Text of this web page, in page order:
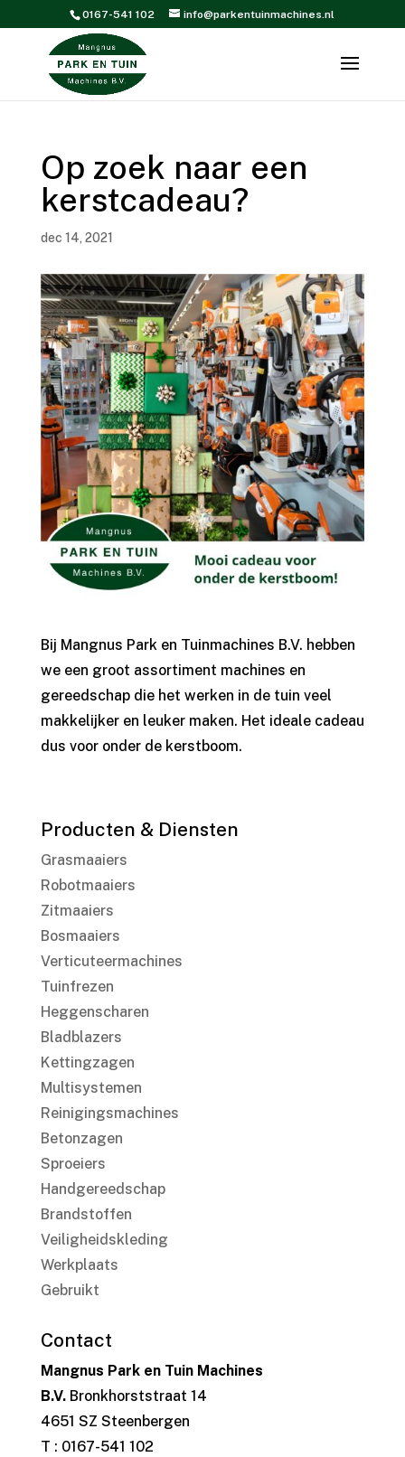
0167-541 102 info@parkentuinmachines.nl
Op zoek naar een
kerstcadeau?
dec 14, 2021
Bij Mangnus Park en Tuinmachines B.V. hebben
we een groot assortiment machines en
gereedschap die het werken in de tuin veel
makkelijker en leuker maken. Het ideale cadeau
dus voor onder de kerstboom.
Producten & Diensten
Grasmaaiers
Robotmaaiers
Zitmaaiers
Bosmaaiers
Verticuteermachines
Tuinfrezen
Heggenscharen
Bladblazers
Kettingzagen
Multisystemen
Reinigingsmachines
Betonzagen
Sproeiers
Handgereedschap
Brandstoffen
Veiligheidskleding
Werkplaats
Gebruikt
Contact
Mangnus Park en Tuin Machines
B.V.Bronkhorststraat 14
4651 SZ Steenbergen
T : 0167-541 102